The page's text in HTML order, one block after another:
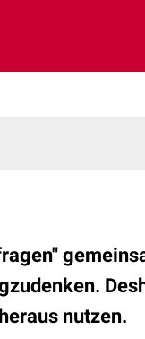
nutzen.